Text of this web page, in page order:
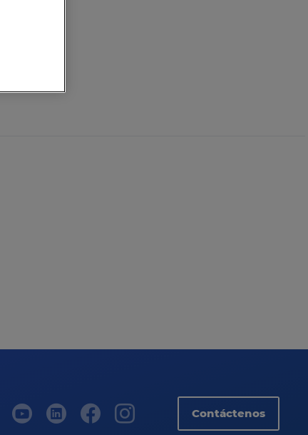
Contáctenos